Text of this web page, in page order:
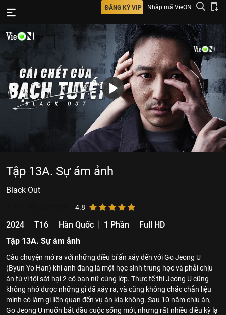
ĐĂNG KÝ VIP Nhập mã VieON
Tập 13A. Sự ám ảnh
Black Out
4.8
2024 T16 Hàn Quốc 1 Phần
Full HD
Tập 13A. Sự ám ảnh
Câu chuyện mở ra với những điều bí ẩn xảy đến với Go Jeong U
(Byun Yo Han) khi anh đang là một học sinh trung học và phải chịu
án tù vì tội sát hại 2 cô bạn nữ cùng lớp. Thực tế thì Jeong U cũng
không nhớ được những gì đã xảy ra, và cũng không chắc chắn liệu
mình có làm gì liên quan đến vụ án kia không. Sau 10 năm chịu án,
Go Jeong U muốn bắt đầu cuộc sống mới, nhưng rất nhiều điều kỳ lạ